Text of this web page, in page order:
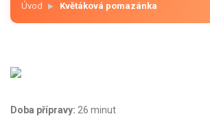
Úvod Květáková pomazánka
Doba přípravy: 26 minut